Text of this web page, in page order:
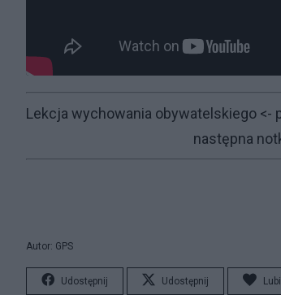
Lekcja wychowania obywatelskiego <-
następna
Autor: GPS
Udostępnij Udostępnij